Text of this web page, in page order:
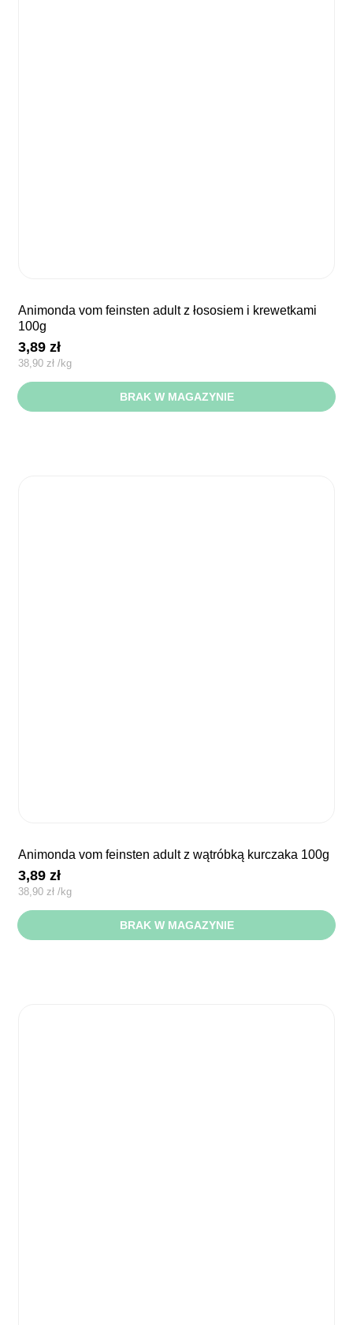
animonda vom feinsten adult z łososiem i krewetkami
100g
3,89zł
38,90 zł /kg
BRAK W MAGAZYNIE
animonda vom feinsten adult z wątróbką kurczaka 100g
3,89zł
38,90 zł /kg
BRAK W MAGAZYNIE